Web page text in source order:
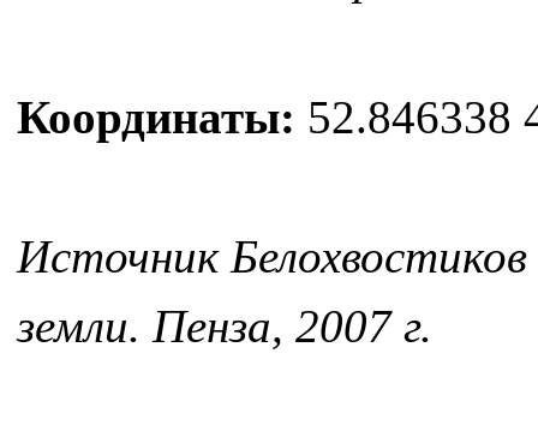
Координаты: 52.846338
Источник
земли. Пенза, 2007 г.